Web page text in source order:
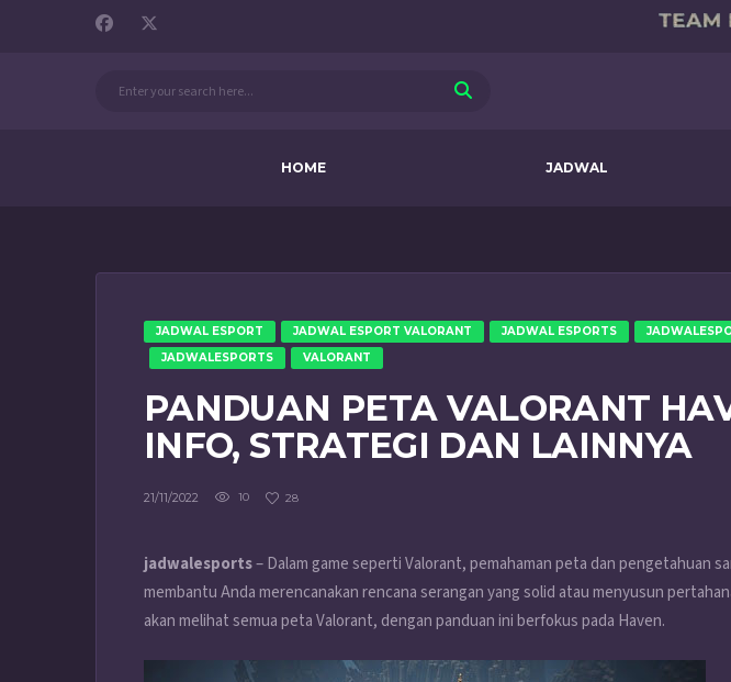
HOME JADWAL
JADWAL ESPORT JADWAL ESPORT VALORANT JADWAL ESPORTS
JADWALESPORTS
VALORANT
PANDUAN PETA VALORANT
INFO, STRATEGI DAN LAINNYA
21/11/2022 10 28
jadwalesports– Dalam game seperti Valorant, pemahaman peta dan pengetahuan
membantu Anda merencanakan rencana serangan yang solid atau menyusun
akan melihat semua peta Valorant, dengan panduan ini berfokus pada Haven.